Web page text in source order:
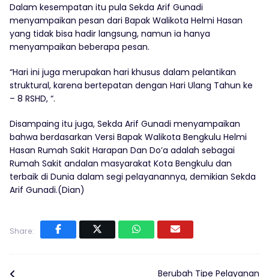
Dalam kesempatan itu pula Sekda Arif Gunadi
menyampaikan pesan dari Bapak Walikota Helmi Hasan
yang tidak bisa hadir langsung, namun ia hanya
menyampaikan beberapa pesan.
“Hari ini juga merupakan hari khusus dalam pelantikan
struktural, karena bertepatan dengan Hari Ulang Tahun ke
– 8 RSHD, “.
Disampaing itu juga, Sekda Arif Gunadi menyampaikan
bahwa berdasarkan Versi Bapak Walikota Bengkulu Helmi
Hasan Rumah Sakit Harapan Dan Do’a adalah sebagai
Rumah Sakit andalan masyarakat Kota Bengkulu dan
terbaik di Dunia dalam segi pelayanannya, demikian Sekda
Arif Gunadi.(Dian)
Share:
Berubah Tipe Pelayanan